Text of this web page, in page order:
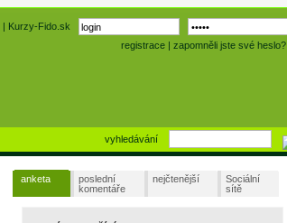
registrace | zapomněli jste své heslo?
| Kurzy-Fido.sk
vyhledávání
anketa
poslední
komentáře
nejčtenější
Sociální
sítě